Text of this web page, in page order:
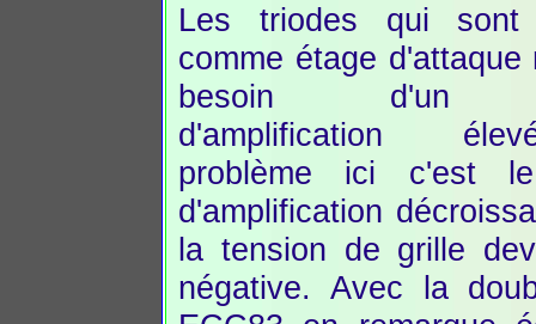
Les triodes qui sont
comme étage d'attaque
besoin d'un
d'amplification
problème ici c'est
d'amplification
la tension de grille
négative. Avec la